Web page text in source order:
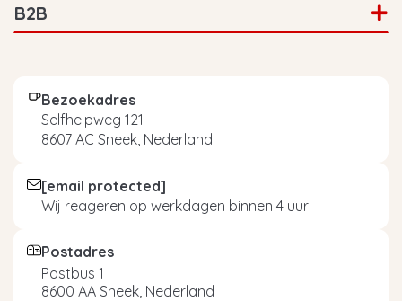
B2B
Bezoekadres
Selfhelpweg 121
8607 AC Sneek, Nederland
[email protected]
Wij reageren op werkdagen binnen 4 uur!
Postadres
Postbus 1
8600 AA Sneek, Nederland